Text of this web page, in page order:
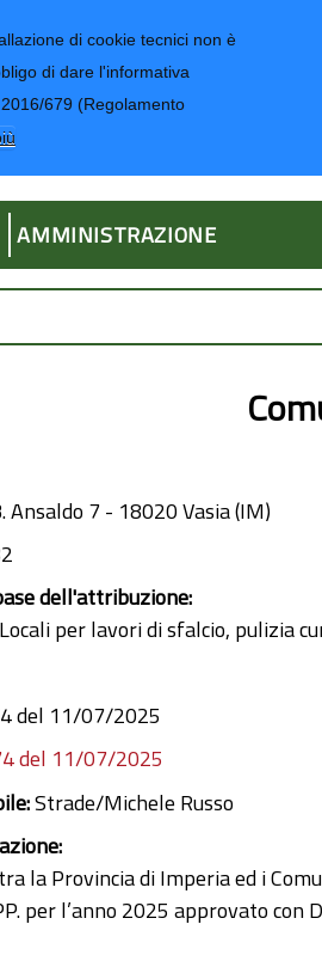
di cookie tecnici non è
di dare l'informativa
679 (Regolamento
AMMINISTRAZIONE
Ansaldo 7 - 18020 Vasia (IM)
dell'attribuzione:
per lavori di sfalcio, pulizia
del 11/07/2025
del 11/07/2025
Strade/Michele Russo
la Provincia di Imperia ed i
per l’anno 2025 approvato